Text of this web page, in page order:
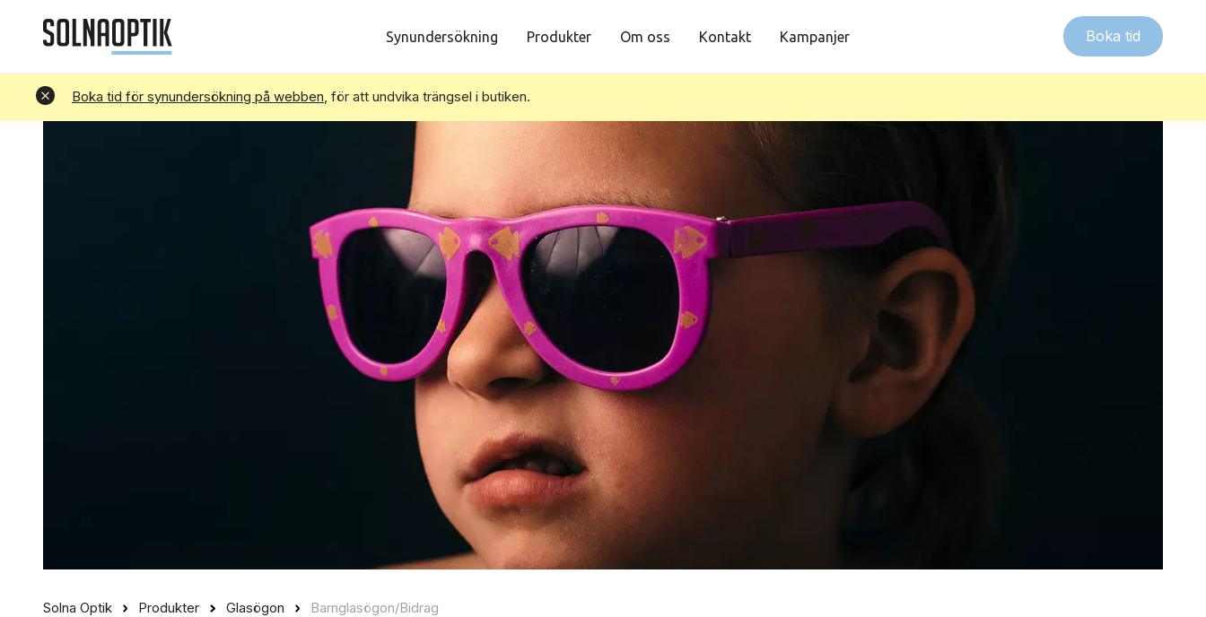
Synundersökning Produkter Om oss Kontakt Kampanjer Boka tid
Boka tid för synundersökning på webben, för att undvika trängsel i butiken.
Avvisa
Solna Optik Produkter Glasögon Barnglasögon/Bidrag